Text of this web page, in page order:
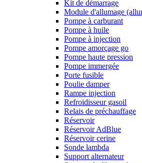
Kit de démarrage
Module d'allumage
Pompe à carburant
Pompe à huile
Pompe à injection
Pompe amorçage go
Pompe haute pression
Pompe immergée
Porte fusible
Poulie damper
Rampe injection
Refroidisseur gasoil
Relais de préchauffage
Réservoir
Réservoir AdBlue
Réservoir cerine
Sonde lambda
Support alternateur